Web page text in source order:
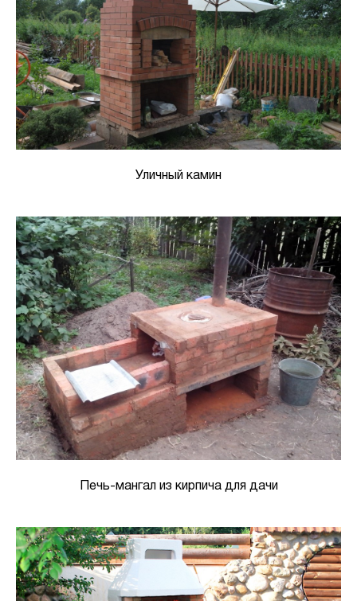
Уличный камин
Печь-мангал из кирпича для дачи